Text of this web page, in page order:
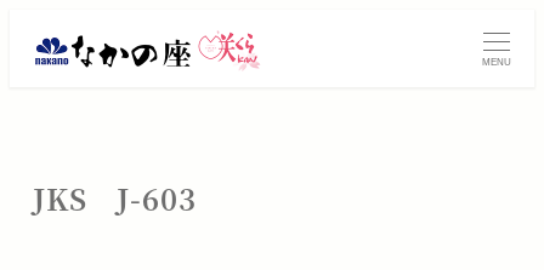
振
ン
MENU
JKS J-603